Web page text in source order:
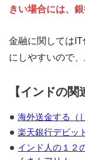
きい場合には、
金融に関しては
にしやすいので
【インドの関
海外送金する（
楽天銀行デビッ
インド人の１２